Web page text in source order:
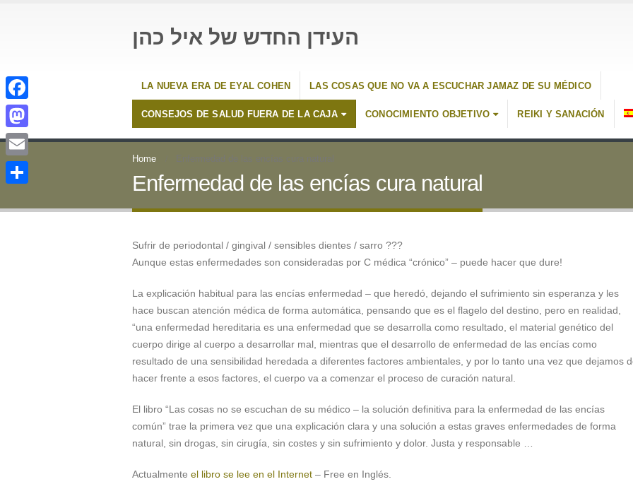
העידן החדש של איל כהן
LA NUEVA ERA DE EYAL COHEN LAS COSAS QUE NO VA A ESCUCHAR JAMAZ DE SU MÉDICO
CONSEJOS DE SALUD FUERA DE LA CAJA CONOCIMIENTO OBJETIVO REIKI Y SANACIÓN
Home Enfermedad de las encías cura natural
Enfermedad de las encías cura natural
Sufrir de periodontal / gingival / sensibles dientes / sarro ???
Aunque estas enfermedades son consideradas por C médica “crónico” – puede hacer que dure!
La explicación habitual para las encías enfermedad – que heredó, dejando el sufrimiento sin esperanza y les
hace buscan atención médica de forma automática, pensando que es el flagelo del destino, pero en realidad,
“una enfermedad hereditaria es una enfermedad que se desarrolla como resultado, el material genético del
cuerpo dirige al cuerpo a desarrollar mal, mientras que el desarrollo de enfermedad de las encías como
resultado de una sensibilidad heredada a diferentes factores ambientales, y por lo tanto una vez que dejamos
hacer frente a esos factores, el cuerpo va a comenzar el proceso de curación natural.
El libro “Las cosas no se escuchan de su médico – la solución definitiva para la enfermedad de las encías
común” trae la primera vez que una explicación clara y una solución a estas graves enfermedades de forma
natural, sin drogas, sin cirugía, sin costes y sin sufrimiento y dolor. Justa y responsable …
Actualmente el libro se lee en el Internet – Free en Inglés.
Facebook
Mastodon
Email